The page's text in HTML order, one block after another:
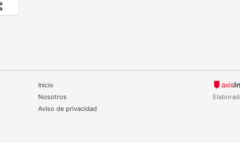
Inicio
Nosotros
Aviso de privacidad